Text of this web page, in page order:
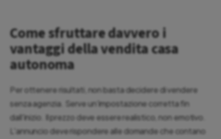
Come sfruttare davvero i
vantaggi della vendita casa
autonoma
Per ottenere risultati, non basta decidere di vendere
senza agenzia. Serve un'impostazione corretta fin
dall'inizio. Il prezzo deve essere realistico, non emotivo.
L'annuncio deve rispondere alle domande che contano